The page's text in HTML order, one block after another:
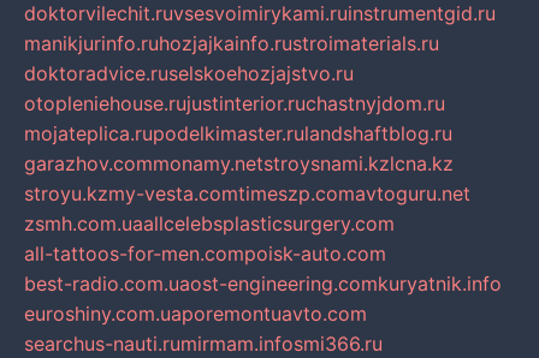
doktorvilechit.ruvsesvoimirykami.ruinstrumentgid.ru
manikjurinfo.ruhozjajkainfo.rustroimaterials.ru
doktoradvice.ruselskoehozjajstvo.ru
otopleniehouse.rujustinterior.ruchastnyjdom.ru
mojateplica.rupodelkimaster.rulandshaftblog.ru
garazhov.commonamy.netstroysnami.kzlcna.kz
stroyu.kzmy-vesta.comtimeszp.comavtoguru.net
zsmh.com.uaallcelebsplasticsurgery.com
all-tattoos-for-men.compoisk-auto.com
best-radio.com.uaost-engineering.comkuryatnik.info
euroshiny.com.uaporemontuavto.com
searchus-nauti.rumirmam.infosmi366.ru